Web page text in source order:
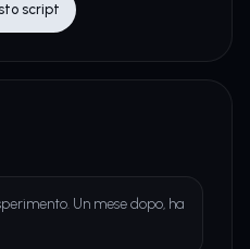
script
Un mese dopo, ha